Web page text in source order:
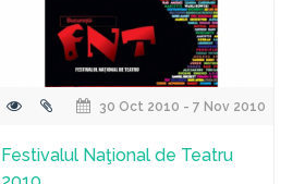
30 Oct 2010 - 7 Nov 2010
Festivalul Naţional de Teatru